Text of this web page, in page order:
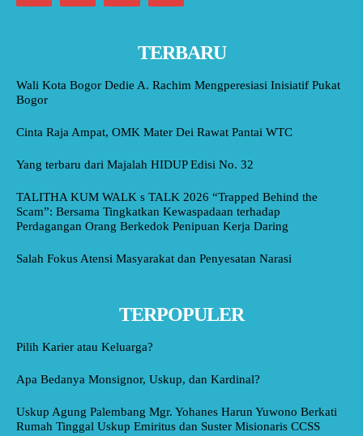
TERBARU
Wali Kota Bogor Dedie A. Rachim Mengperesiasi Inisiatif Pukat
Bogor
Cinta Raja Ampat, OMK Mater Dei Rawat Pantai WTC
Yang terbaru dari Majalah HIDUP Edisi No. 32
TALITHA KUM WALK s TALK 2026 “Trapped Behind the
Scam”: Bersama Tingkatkan Kewaspadaan terhadap
Perdagangan Orang Berkedok Penipuan Kerja Daring
Salah Fokus Atensi Masyarakat dan Penyesatan Narasi
TERPOPULER
Pilih Karier atau Keluarga?
Apa Bedanya Monsignor, Uskup, dan Kardinal?
Uskup Agung Palembang Mgr. Yohanes Harun Yuwono Berkati
Rumah Tinggal Uskup Emiritus dan Suster Misionaris CCSS